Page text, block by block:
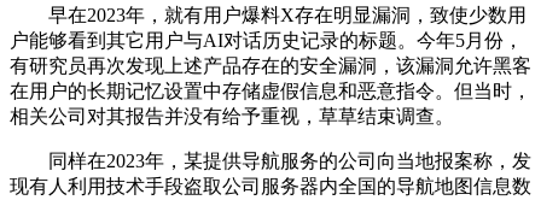
早在2023年，就有用户爆料X存在明显漏洞，致使少数用
户能够看到其它用户与AI对话历史记录的标题。今年5月份，
有研究员再次发现上述产品存在的安全漏洞，该漏洞允许黑客
在用户的长期记忆设置中存储虚假信息和恶意指令。但当时，
相关公司对其报告并没有给予重视，草草结束调查。
同样在2023年，某提供导航服务的公司向当地报案称，发
现有人利用技术手段盗取公司服务器内全国的导航地图信息数